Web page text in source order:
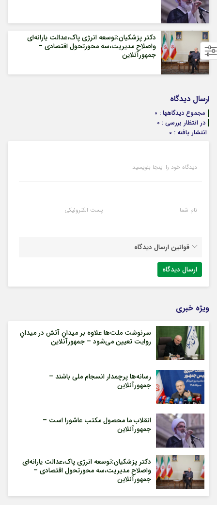
دکتر پزشکیان:توسعه انرژی پاک،عدالت یارانه‌ای
واصلاح مدیریت،سه محورتحول اقتصادی –
جمهورآنلاین
ارسال دیدگاه
مجموع دیدگاهها : 0
در انتظار بررسی : 0
انتشار یافته : 0
دیدگاه خود را اینجا بنویسید
نام شما پست الکترونیکی
قوانین ارسال دیدگاه
ویژه خبری
سرنوشت ملت‌ها علاوه بر میدانِ آتش در میدانِ
روایت تعیین می‌شود – جمهورآنلاین
رسانه‌ها پرچمدار انسجام ملی باشند –
جمهورآنلاین
انقلاب ما محصول مکتب عاشورا است –
جمهورآنلاین
دکتر پزشکیان:توسعه انرژی پاک،عدالت یارانه‌ای
واصلاح مدیریت،سه محورتحول اقتصادی –
جمهورآنلاین